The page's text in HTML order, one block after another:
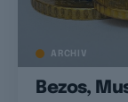
ARCHIV
Bezos,